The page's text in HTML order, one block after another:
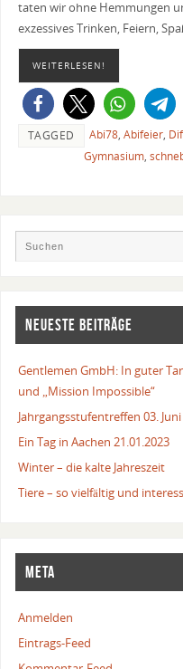
taten wir ohne Hemmungen
exzessives Trinken, Feiern,
WEITERLESEN!
TAGGED Abi78, Abifeier,
Gymnasium,
NEUESTE BEITRÄGE
Gentlemen GmbH: In guter
und „Mission Impossible“
Jahrgangsstufentreffen 03.
Ein Tag in Aachen 21.01.2023
Winter – die kalte Jahreszeit
Tiere – so vielfältig und
META
Anmelden
Eintrags-Feed